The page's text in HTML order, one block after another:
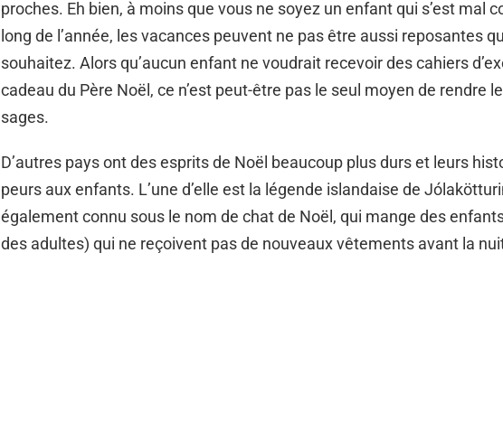
proches. Eh bien, à moins que vous ne soyez un enfant qui s’est mal
long de l’année, les vacances peuvent ne pas être aussi reposantes
souhaitez. Alors qu’aucun enfant ne voudrait recevoir des cahiers
cadeau du Père Noël, ce n’est peut-être pas le seul moyen de rendre
sages.
D’autres pays ont des esprits de Noël beaucoup plus durs et leurs
peurs aux enfants. L’une d’elle est la légende islandaise de
également connu sous le nom de chat de Noël, qui mange des
des adultes) qui ne reçoivent pas de nouveaux vêtements avant la